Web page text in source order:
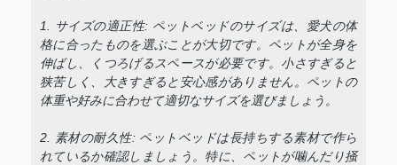
1. サイズの適正性: ペットベッドのサイズは、愛犬の体
格に合ったものを選ぶことが大切です。ペットが全身を
伸ばし、くつろげるスペースが必要です。小さすぎると
狭苦しく、大きすぎると安心感がありません。ペットの
体重や好みに合わせて適切なサイズを選びましょう。
2. 素材の耐久性: ペットベッドは長持ちする素材で作ら
れているか確認しましょう。特に、ペットが噛んだり掻